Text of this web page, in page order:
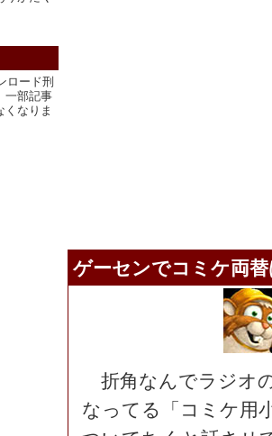
ゲーセンでコミケ両
折角なんでラジオ
なってる「コミケ用
ロード刑
一部記事
くなりま